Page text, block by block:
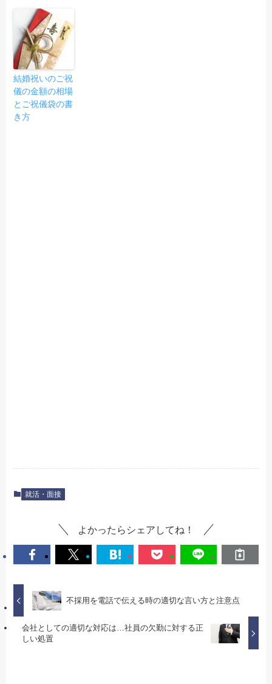
結婚祝いのご祝
儀の金額の相場
とご祝儀袋の書
き方
就活・面接
よかったらシェアしてね！
不採用を電話で伝える時の適切な言い方と注意点
会社としての適切な対応は…社員の欠勤に対する正
しい処置